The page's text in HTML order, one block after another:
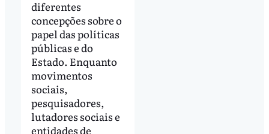
diferentes
concepções sobre o
papel das políticas
públicas e do
Estado. Enquanto
movimentos
sociais,
pesquisadores,
lutadores sociais e
entidades de